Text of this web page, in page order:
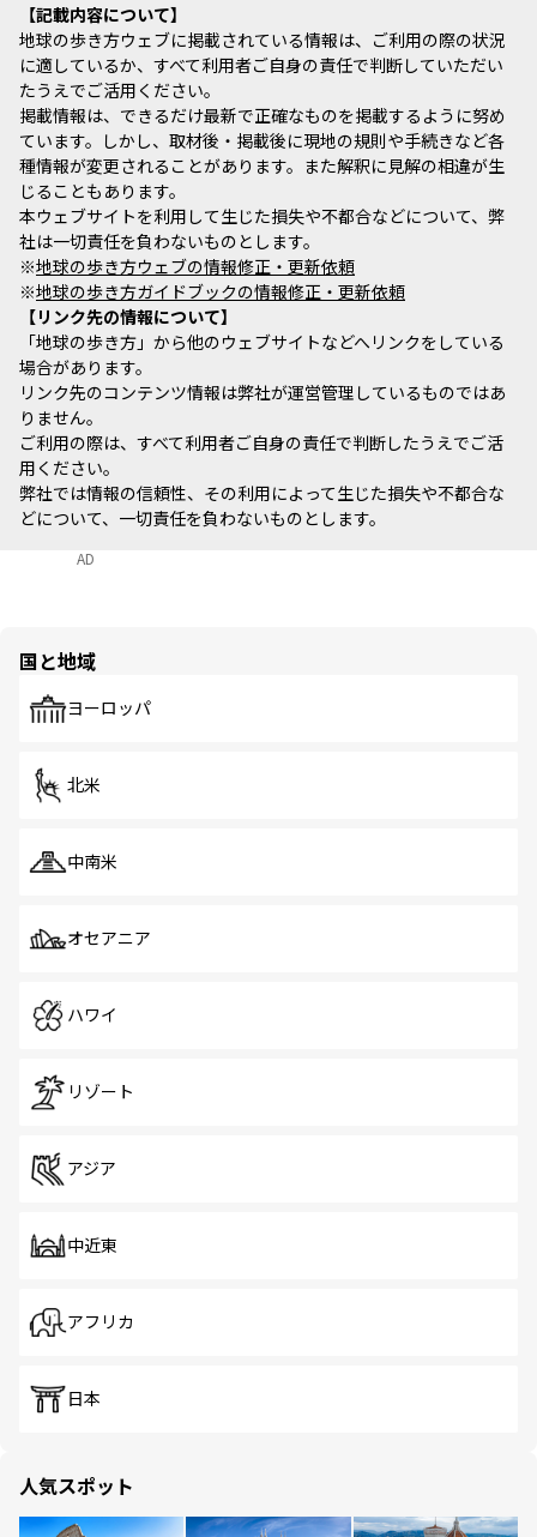
記載内容について
地球の歩き方ウェブに掲載されている情報は、ご利用の際の状況
に適しているか、すべて利用者ご自身の責任で判断していただい
たうえでご活用ください。
掲載情報は、できるだけ最新で正確なものを掲載するように努め
ています。しかし、取材後・掲載後に現地の規則や手続きなど各
種情報が変更されることがあります。また解釈に見解の相違が生
じることもあります。
本ウェブサイトを利用して生じた損失や不都合などについて、弊
社は一切責任を負わないものとします。
※地球の歩き方ウェブの情報修正・更新依頼
※地球の歩き方ガイドブックの情報修正・更新依頼
リンク先の情報について
「地球の歩き方」から他のウェブサイトなどへリンクをしている
場合があります。
リンク先のコンテンツ情報は弊社が運営管理しているものではあ
りません。
ご利用の際は、すべて利用者ご自身の責任で判断したうえでご活
用ください。
弊社では情報の信頼性、その利用によって生じた損失や不都合な
どについて、一切責任を負わないものとします。
AD
国と地域
ヨーロッパ
北米
中南米
オセアニア
ハワイ
リゾート
アジア
中近東
アフリカ
日本
人気スポット